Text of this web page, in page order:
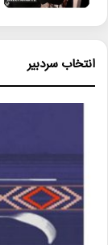
انتخاب سردبیر